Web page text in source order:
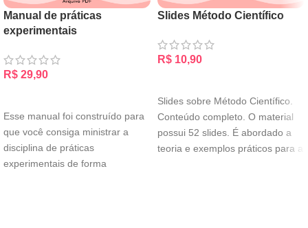
Manual de práticas
experimentais
R$ 29,90
Esse manual foi construído para
que você consiga ministrar a
disciplina de práticas
experimentais de forma
Slides Método Científico
R$ 10,90
Slides sobre Método Científico.
Conteúdo completo. O material
possui 52 slides. É abordado a
teoria e exemplos práticos para a